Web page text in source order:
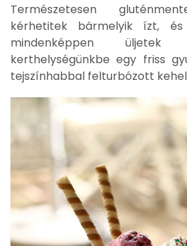
Természetesen
kérhetitek bármelyik ízt,
mindenképpen
kerthelységünkbe egy friss
tejszínhabbal felturbózott